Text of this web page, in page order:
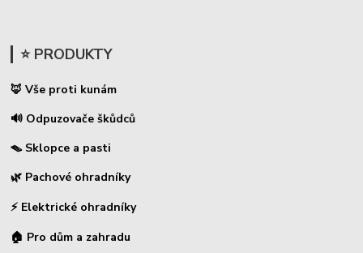
⭐ PRODUKTY
🦊 Vše proti kunám
🔊 Odpuzovače škůdců
🪤 Sklopce a pasti
🌿 Pachové ohradníky
⚡ Elektrické ohradníky
🏠 Pro dům a zahradu